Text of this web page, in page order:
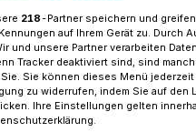
Wetterstation am neuen
218-Partner speichern und
auf Ihrem Gerät zu. Durch
und unsere Partner verarbeiten
Tracker deaktiviert sind, sind
Sie können dieses Menü
zu widerrufen, indem Sie auf
Ihre Einstellungen gelten